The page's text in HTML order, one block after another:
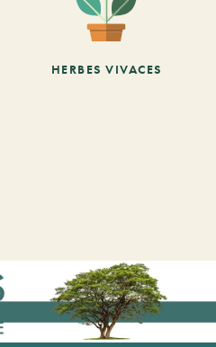
HERBES VIVACES